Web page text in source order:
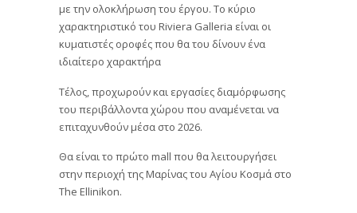
με την ολοκλήρωση του έργου. Το κύριο
χαρακτηριστικό του Riviera Galleria είναι οι
κυματιστές οροφές που θα του δίνουν ένα
ιδιαίτερο χαρακτήρα
Τέλος, προχωρούν και εργασίες διαμόρφωσης
του περιβάλλοντα χώρου που αναμένεται να
επιταχυνθούν μέσα στο 2026.
Θα είναι το πρώτο mall που θα λειτουργήσει
στην περιοχή της Μαρίνας του Αγίου Κοσμά στο
The Ellinikon.